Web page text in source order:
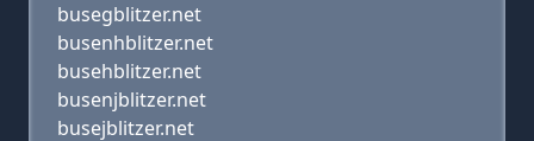
busegblitzer.net
busenhblitzer.net
busehblitzer.net
busenjblitzer.net
busejblitzer.net